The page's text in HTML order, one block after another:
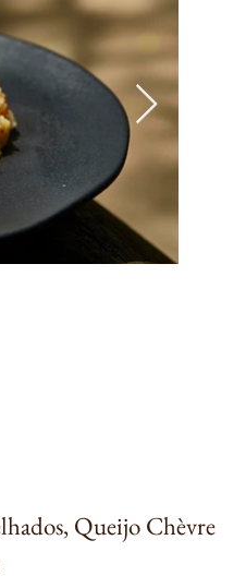
Queijo Chèvre